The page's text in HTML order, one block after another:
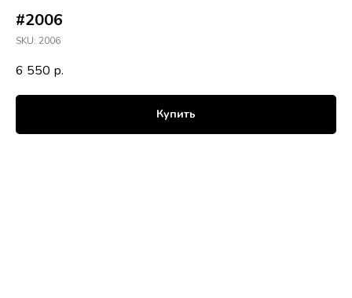
#2006
SKU: 2006
6 550 р.
Купить